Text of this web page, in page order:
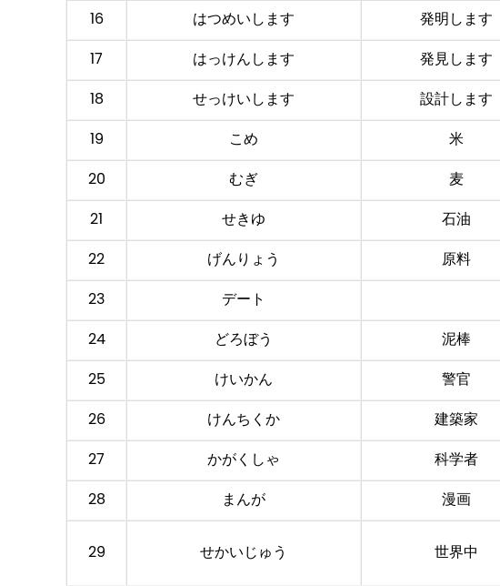
16 はつめいします 発明します
17 はっけんします 発見します
18 せっけいします 設計します
19 こめ 米
20 むぎ 麦
21 せきゆ 石油
22 げんりょう 原料
23 デート
24 どろぼう 泥棒
25 けいかん 警官
26 けんちくか 建築家
27 かがくしゃ 科学者
28 まんが 漫画
29 せかいじゅう 世界中